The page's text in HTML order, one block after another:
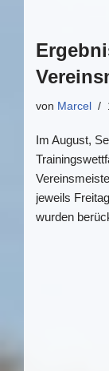
von Marcel
Im August,
jeweils
wurden